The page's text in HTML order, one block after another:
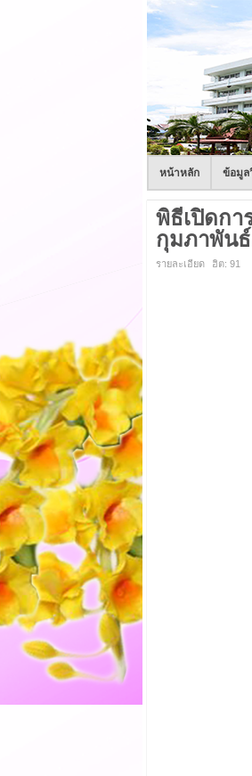
หน้าหลัก ข้อมูล
พิธีเปิดกา
กุมภาพันธ์
รายละเอียด ฮิต: 91